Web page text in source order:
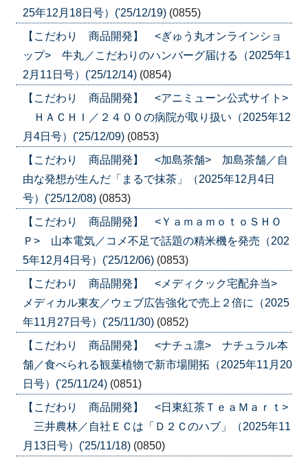
25年12月18日号）('25/12/19) (0855)
【こだわり 商品開発】 <ぎゅう丸オンラインショ
ップ> 牛丸／こだわりのハンバーグ届ける（2025年1
2月11日号）('25/12/14) (0854)
【こだわり 商品開発】 <アニミューン公式サイト>
ＨＡＣＨＩ／２４００の病院が取り扱い（2025年12
月4日号）('25/12/09) (0853)
【こだわり 商品開発】 <加島茶舗> 加島茶舗／自
由な発想が生んだ「まるで抹茶」（2025年12月4日
号）('25/12/08) (0853)
【こだわり 商品開発】 <ＹａｍａｍｏｔｏＳＨＯ
Ｐ> 山本電気／コメ不足で話題の精米機を発売（202
5年12月4日号）('25/12/06) (0853)
【こだわり 商品開発】 <メディクック宅配弁当>
メディカル東友／ウェブ広告強化で売上２倍に（2025
年11月27日号）('25/11/30) (0852)
【こだわり 商品開発】 <ナチュ凛> ナチュラル本
舗／食べられる観葉植物で新市場開拓（2025年11月20
日号）('25/11/24) (0851)
【こだわり 商品開発】 <日東紅茶ＴｅａＭａｒｔ>
三井農林／自社ＥＣは「Ｄ２Ｃのハブ」（2025年11
月13日号）('25/11/18) (0850)